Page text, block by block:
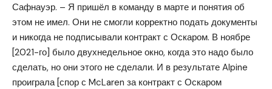
Сафнауэр. – Я пришёл в команду в марте и понятия об
этом не имел. Они не смогли корректно подать документы
и никогда не подписывали контракт с Оскаром. В ноябре
[2021-го] было двухнедельное окно, когда это надо было
сделать, но они этого не сделали. И в результате Alpine
проиграла [спор с McLaren за контракт с Оскаром